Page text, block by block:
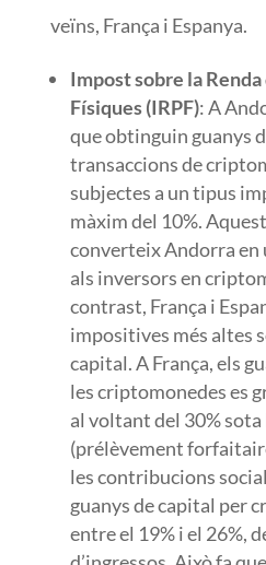
veïns, França i Espanya.
Impost sobre la
Físiques (IRPF): A
que obtinguin guanys
transaccions de
subjectes a un tipus
màxim del 10%.
converteix Andorra
als inversors en
contrast, França i
impositives més altes
capital. A França, els
les criptomonedes es
al voltant del 30%
(prélèvement
les contribucions
guanys de capital per
entre el 19% i el 26%,